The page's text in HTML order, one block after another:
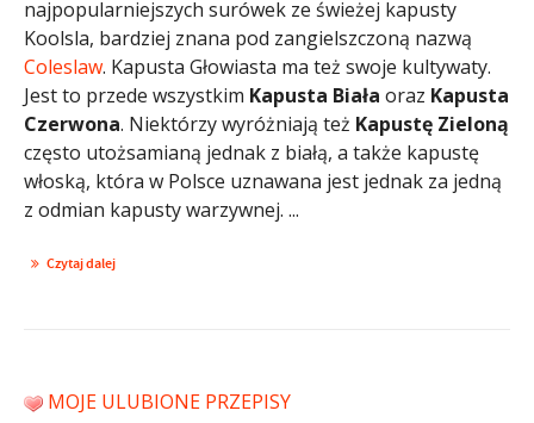
najpopularniejszych surówek ze świeżej kapusty
Koolsla, bardziej znana pod zangielszczoną nazwą
Coleslaw. Kapusta Głowiasta ma też swoje kultywaty.
Jest to przede wszystkim Kapusta Biała oraz Kapusta
Czerwona. Niektórzy wyróżniają też Kapustę Zieloną
często utożsamianą jednak z białą, a także kapustę
włoską, która w Polsce uznawana jest jednak za jedną
z odmian kapusty warzywnej. ...
Czytaj dalej
MOJE ULUBIONE PRZEPISY